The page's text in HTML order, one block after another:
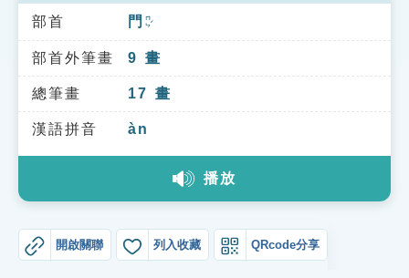
索引選單
知識索引
單字索引
生命大百科索引
教學應用
部首 門 ㄇㄣˊ
部首外筆畫 9 畫
總筆畫 17 畫
漢語拼音 àn
播放
開啟關聯 列入收藏 QRcode分享